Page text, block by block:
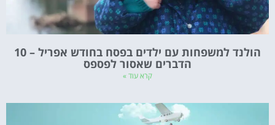
הולנד למשפחות עם ילדים בפסח בחודש אפריל – 10
הדברים שאסור לפספס
קרא עוד »